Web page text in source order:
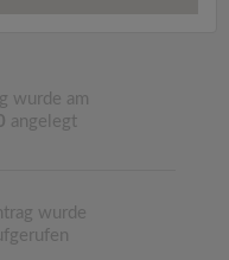
wurde am
angelegt
wurde